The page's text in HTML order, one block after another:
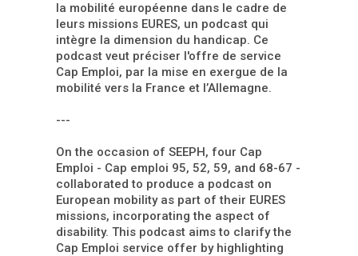
la mobilité européenne dans le cadre de
leurs missions EURES, un podcast qui
intègre la dimension du handicap. Ce
podcast veut préciser l'offre de service
Cap Emploi, par la mise en exergue de la
mobilité vers la France et l’Allemagne.
---
On the occasion of SEEPH, four Cap
Emploi - Cap emploi 95, 52, 59, and 68-67 -
collaborated to produce a podcast on
European mobility as part of their EURES
missions, incorporating the aspect of
disability. This podcast aims to clarify the
Cap Emploi service offer by highlighting